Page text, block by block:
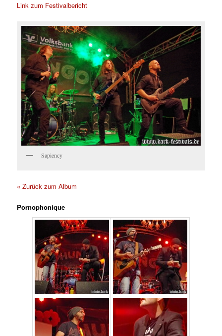
Link zum Festivalbericht
Sapiency
« Zurück zum Album
Pornophonique